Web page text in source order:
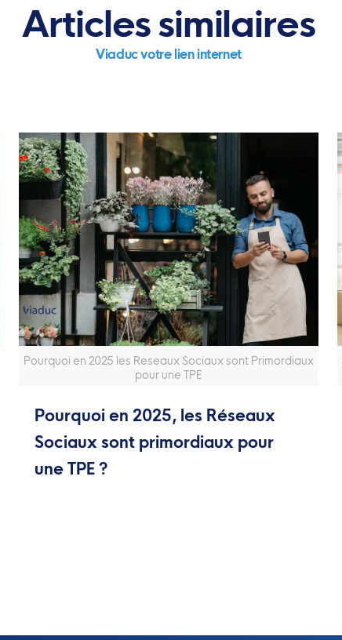
Articles similaires
Viaduc votre lien internet
Pourquoi en 2025 les Reseaux Sociaux sont Primordiaux
pour une TPE
Pourquoi en 2025, les Réseaux
Sociaux sont primordiaux pour
une TPE ?